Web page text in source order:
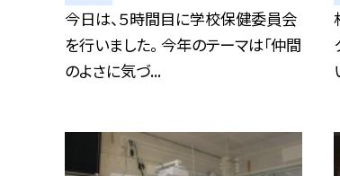
今日は、５時間目に学校保健委員会
を行いました。 今年のテーマは「仲間
のよさに気づ...